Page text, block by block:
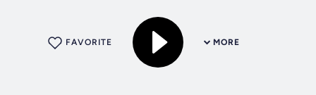
MORE
FAVORITE